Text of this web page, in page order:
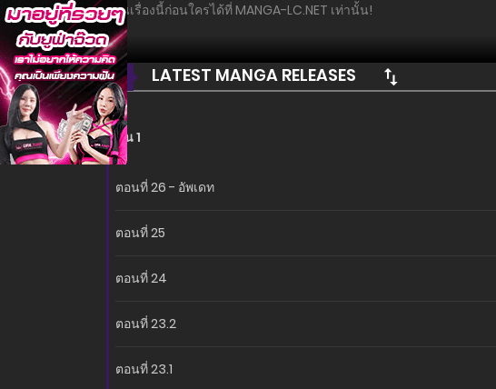
อ่านเรื่องนี้ก่อนใครได้ที่ MANGA-LC.NET เท่านั้น!
LATEST MANGA RELEASES
ซีซั่น 1
ตอนที่ 26 - อัพเดท
ตอนที่ 25
ตอนที่ 24
ตอนที่ 23.2
ตอนที่ 23.1